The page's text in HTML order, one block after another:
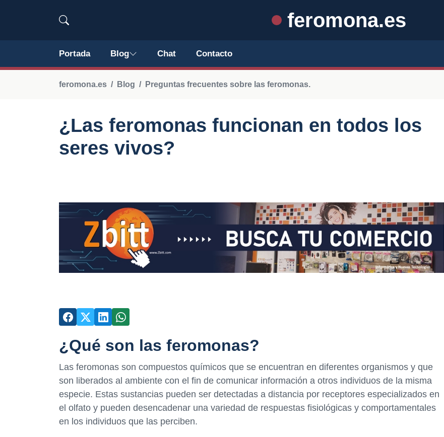
feromona.es
Portada Blog Chat Contacto
feromona.es Blog Preguntas frecuentes sobre las feromonas.
¿Las feromonas funcionan en todos los
seres vivos?
¿Qué son las feromonas?
Las feromonas son compuestos químicos que se encuentran en diferentes organismos y que
son liberados al ambiente con el fin de comunicar información a otros individuos de la misma
especie. Estas sustancias pueden ser detectadas a distancia por receptores especializados en
el olfato y pueden desencadenar una variedad de respuestas fisiológicas y comportamentales
en los individuos que las perciben.